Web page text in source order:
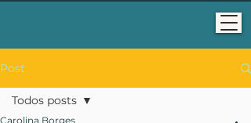
Post
Todos posts
Carolina Borges